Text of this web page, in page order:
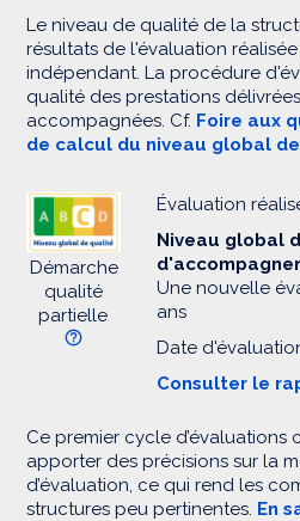
Le niveau de qualité de la
résultats de l'évaluation
indépendant. La procédure
qualité des prestations
accompagnées. Cf. Foire aux
de calcul du niveau global
Démarche
qualité
partielle
Évaluation
Niveau global
Une nouvelle
ans
Date
Consulter le
Ce premier cycle d’évaluations
apporter des précisions sur la
d’évaluation, ce qui rend les
structures peu pertinentes. En